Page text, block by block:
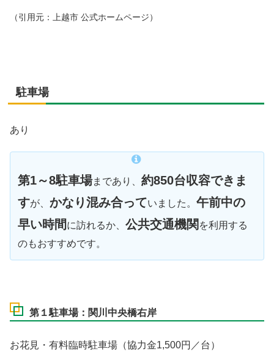
（引用元：上越市 公式ホームページ）
駐車場
あり
第1～8駐車場まであり、 約850台収容できま
すが、 かなり混み合っていました。 午前中の
早い時間 に訪れるか、 公共交通機関 を利用する
のもおすすめです。
第１駐車場：関川中央橋右岸
お花見・有料臨時駐車場（協力金1,500円／台）